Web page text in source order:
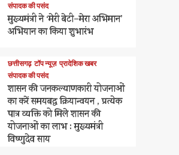
संपादक की पसंद
मुख्यमंत्री ने ‘मेरी बेटी–मेरा अभिमान’
अभियान का किया शुभारंभ
छत्तीसगढ़ टॉप न्यूज़ प्रादेशिक खबर
संपादक की पसंद
शासन की जनकल्याणकारी योजनाओं
का करें समयबद्ध क्रियान्वयन , प्रत्येक
पात्र व्यक्ति को मिले शासन की
योजनाओं का लाभ : मुख्यमंत्री
विष्णुदेव साय